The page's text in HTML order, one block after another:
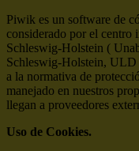
Piwik es un software de
considerado por el centro
Schleswig-Holstein (
Schleswig-Holstein, ULD
a la normativa de
manejado en nuestros
llegan a proveedores
Uso de Cookies.